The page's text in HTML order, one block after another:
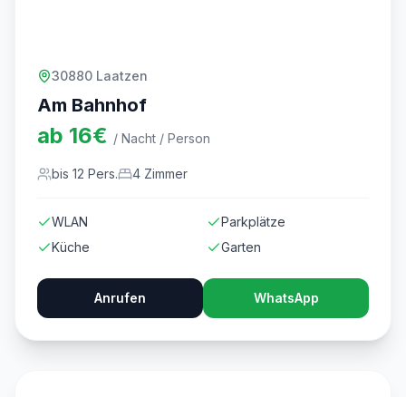
30880 Laatzen
Am Bahnhof
ab 16€ / Nacht / Person
bis 12 Pers. 4 Zimmer
WLAN
Parkplätze
Küche
Garten
Anrufen WhatsApp